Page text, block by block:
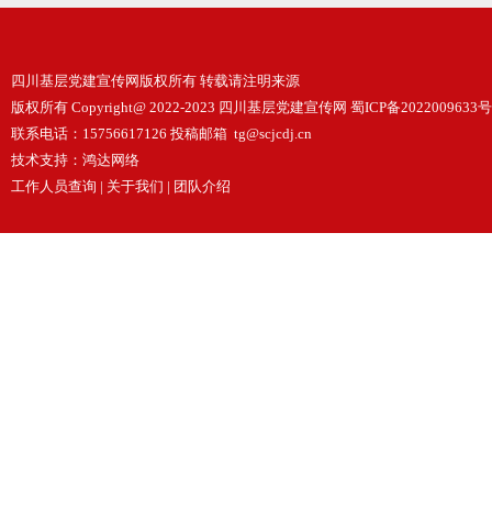
四川基层党建宣传网版权所有 转载请注明来源
版权所有 Copyright@ 2022-2023 四川基层党建宣传网 蜀ICP备2022009633号
联系电话：15756617126 投稿邮箱 tg@scjcdj.cn
技术支持： 鸿达网络
工作人员查询 | 关于我们 | 团队介绍